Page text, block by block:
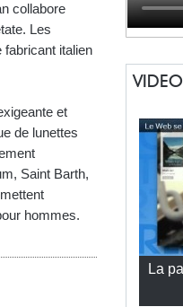
collabore
Les
italien
et
de lunettes
Saint Barth,
hommes.
VIDEO
La